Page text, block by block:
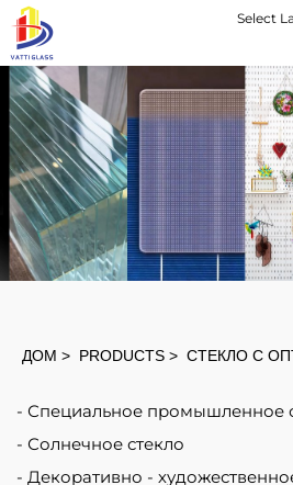
Select
Calcium
fluoride
(CaF2)
has
high
transmittance
between
ultraviolet
mid-
(250nm~7um),
so
ДОМ PRODUCTS СТЕКЛО С
Специальное промышленное
Солнечное стекло
Декоративно -